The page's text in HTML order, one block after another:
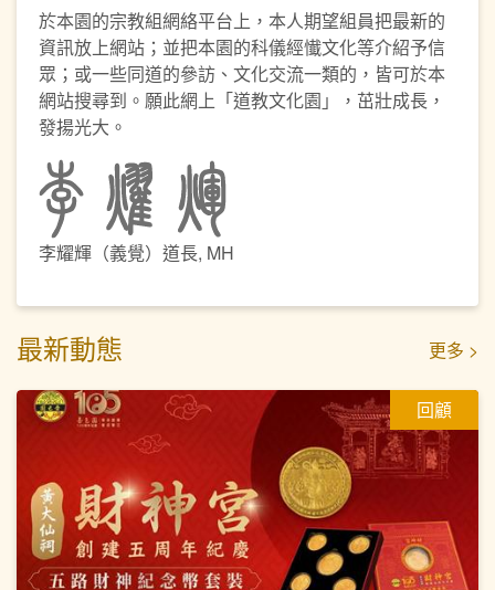
於本園的宗教組網絡平台上，本人期望組員把最新的
資訊放上網站；並把本園的科儀經懴文化等介紹予信
眾；或一些同道的參訪、文化交流一類的，皆可於本
網站搜尋到。願此網上「道教文化園」，茁壯成長，
發揚光大。
李耀輝（義覺）道長, MH
最新動態 更多 >
回顧